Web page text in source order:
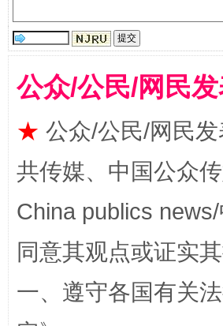
公众/公民/网民
★ 公众/公民/网民
共传媒、中国公众
China publics
同意其观点或证实
一、遵守各国有关